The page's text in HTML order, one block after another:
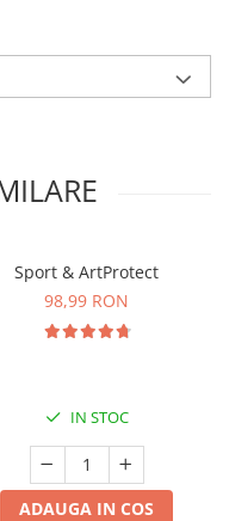
Sport & ArtProtect
98,99 RON
IN STOC
ADAUGA IN COS